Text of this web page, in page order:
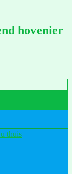
hovenier
thuis